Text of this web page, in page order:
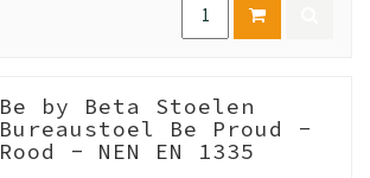
Be by Beta Stoelen
Bureaustoel Be Proud -
Rood - NEN EN 1335